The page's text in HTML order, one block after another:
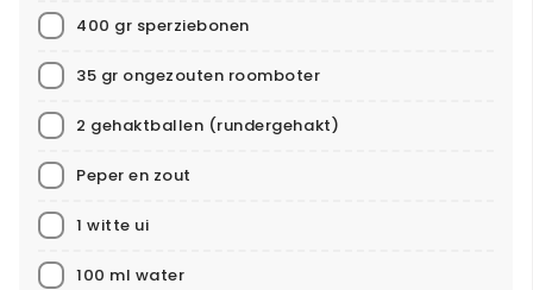
400 gr sperziebonen
35 gr ongezouten roomboter
2 gehaktballen (rundergehakt)
Peper en zout
1 witte ui
100 ml water